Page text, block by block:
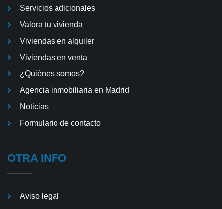
Servicios adicionales
Valora tu vivienda
Viviendas en alquiler
Viviendas en venta
¿Quiénes somos?
Agencia inmobiliaria en Madrid
Noticias
Formulario de contacto
OTRA INFO
Aviso legal